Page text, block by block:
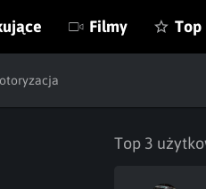
Filmy Top
Top 3